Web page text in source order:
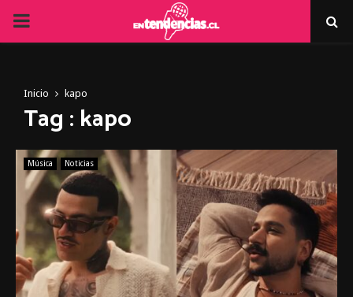
PRIMARY
Inicio kapo
Tag : kapo
Música Noticias